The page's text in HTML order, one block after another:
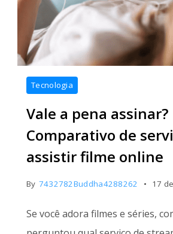
Tecnologia
Vale a pena assinar?
Comparativo de
assistir filme online
By 7432782Buddha4288262 17
Se você adora filmes e séries,